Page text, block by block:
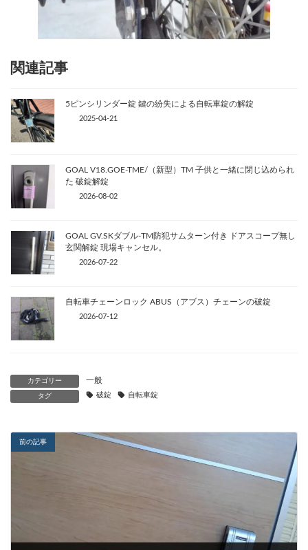
関連記事
5ピンシリンダー錠 鍵の紛失による自転車錠の解錠
2025-04-21
GOAL V18.GOE-TME/（新型）TM 子供と一緒に閉じ込められ
た 破錠解錠
2026-08-02
GOAL GV.SKダブル-TM防犯サムターン付き ドアスコープ無し
玄関解錠 現場キャンセル。
2026-07-22
自転車チェーンロック ABUS（アブス）チェーンの破錠
2026-07-12
カテゴリー 一般
タグ 破錠 自転車錠
前の記事